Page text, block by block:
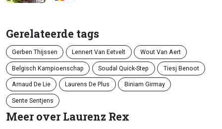
Gerelateerde tags
Gerben Thijssen Lennert Van Eetvelt Wout Van Aert
Belgisch Kampioenschap Soudal Quick-Step Tiesj Benoot
Arnaud De Lie Laurens De Plus Biniam Girmay
Sente Sentjens
Meer over Laurenz Rex